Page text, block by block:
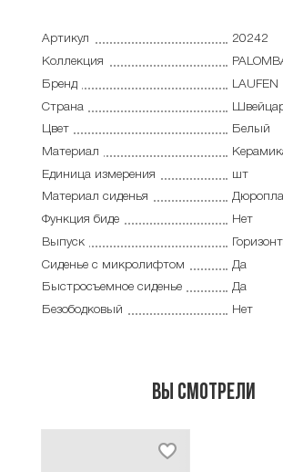
Артикул
20242
Коллекция
Бренд
LAUFEN
Страна
Цвет
Белый
Материал
Единица измерения
шт
Материал сиденья
Функция биде
Нет
Выпуск
Сиденье с микролифтом
Да
Быстросъемное сиденье
Да
Безободковый
Нет
Вы смотрели